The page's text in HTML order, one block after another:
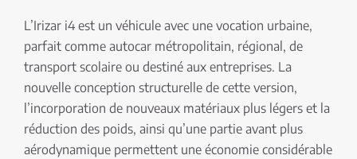
L’Irizar i4 est un véhicule avec une vocation urbaine,
parfait comme autocar métropolitain, régional, de
transport scolaire ou destiné aux entreprises. La
nouvelle conception structurelle de cette version,
l’incorporation de nouveaux matériaux plus légers et la
réduction des poids, ainsi qu’une partie avant plus
aérodynamique permettent une économie considérable